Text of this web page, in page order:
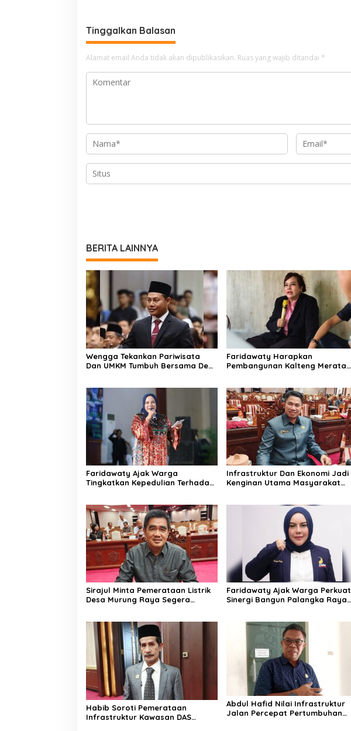
Tinggalkan Balasan
Alamat email Anda tidak akan dipublikasikan. Ruas yang wajib ditandai *
BERITA LAINNYA
Wengga Tekankan Pariwisata
Dan UMKM Tumbuh Bersama Demi
Faridawaty Harapkan
Pembangunan Kalteng Merata
Faridawaty Ajak Warga
Tingkatkan Kepedulian Terhadap
Infrastruktur Dan Ekonomi Jadi
Kenginan Utama Masyarakat
Sirajul Minta Pemerataan Listrik
Desa Murung Raya Segera
Faridawaty Ajak Warga Perkuat
Sinergi Bangun Palangka Raya
Habib Soroti Pemerataan
Infrastruktur Kawasan DAS
Abdul Hafid Nilai Infrastruktur
Jalan Percepat Pertumbuhan